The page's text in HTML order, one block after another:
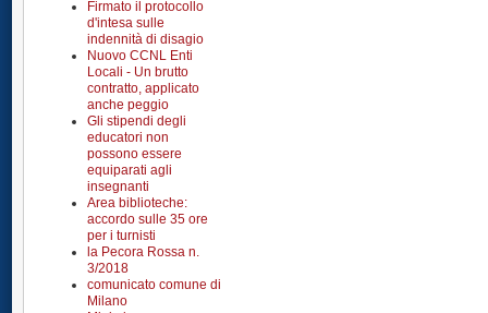
Firmato il protocollo
d'intesa sulle
indennità di disagio
Nuovo CCNL Enti
Locali - Un brutto
contratto, applicato
anche peggio
Gli stipendi degli
educatori non
possono essere
equiparati agli
insegnanti
Area biblioteche:
accordo sulle 35 ore
per i turnisti
la Pecora Rossa n.
3/2018
comunicato comune di
Milano